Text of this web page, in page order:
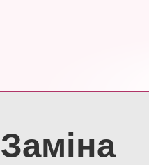
Заміна